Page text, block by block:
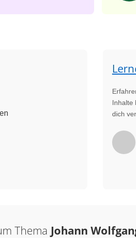
Inhalte
dich
Thema Johann